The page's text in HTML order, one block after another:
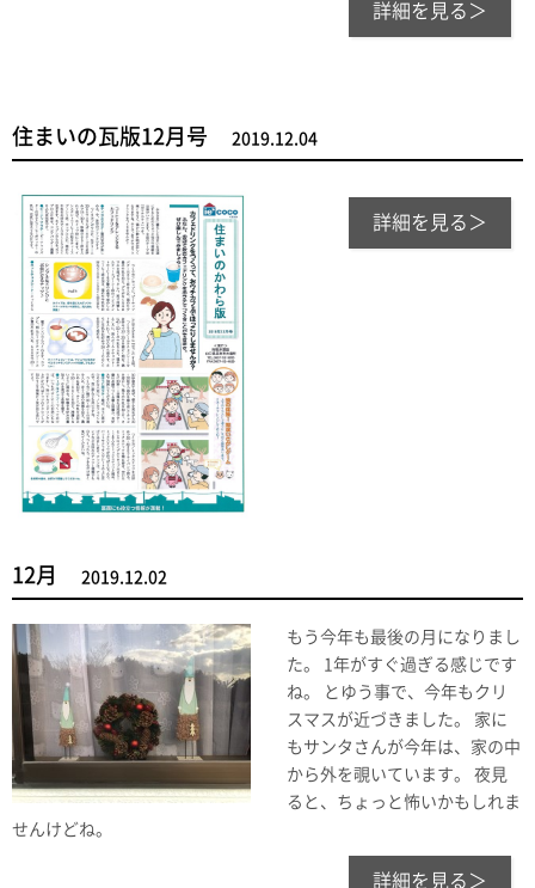
詳細を見る＞
住まいの瓦版12月号 2019.12.04
詳細を見る＞
12月 2019.12.02
もう今年も最後の月になりまし
た。 1年がすぐ過ぎる感じです
ね。 とゆう事で、今年もクリ
スマスが近づきました。 家に
もサンタさんが今年は、家の中
から外を覗いています。 夜見
ると、ちょっと怖いかもしれま
せんけどね。
詳細を見る＞